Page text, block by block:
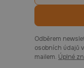
Odběrem
osobních údajů
mailem. Úplné